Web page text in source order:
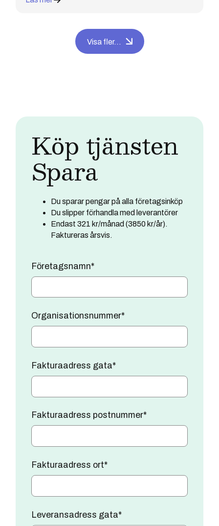
Visa fler...
Köp tjänsten
Spara
Du sparar pengar på alla företagsinköp
Du slipper förhandla med leverantörer
Endast 321 kr/månad (3850 kr/år).
Faktureras årsvis.
Företagsnamn*
Organisationsnummer*
Fakturaadress gata*
Fakturaadress postnummer*
Fakturaadress ort*
Leveransadress gata*